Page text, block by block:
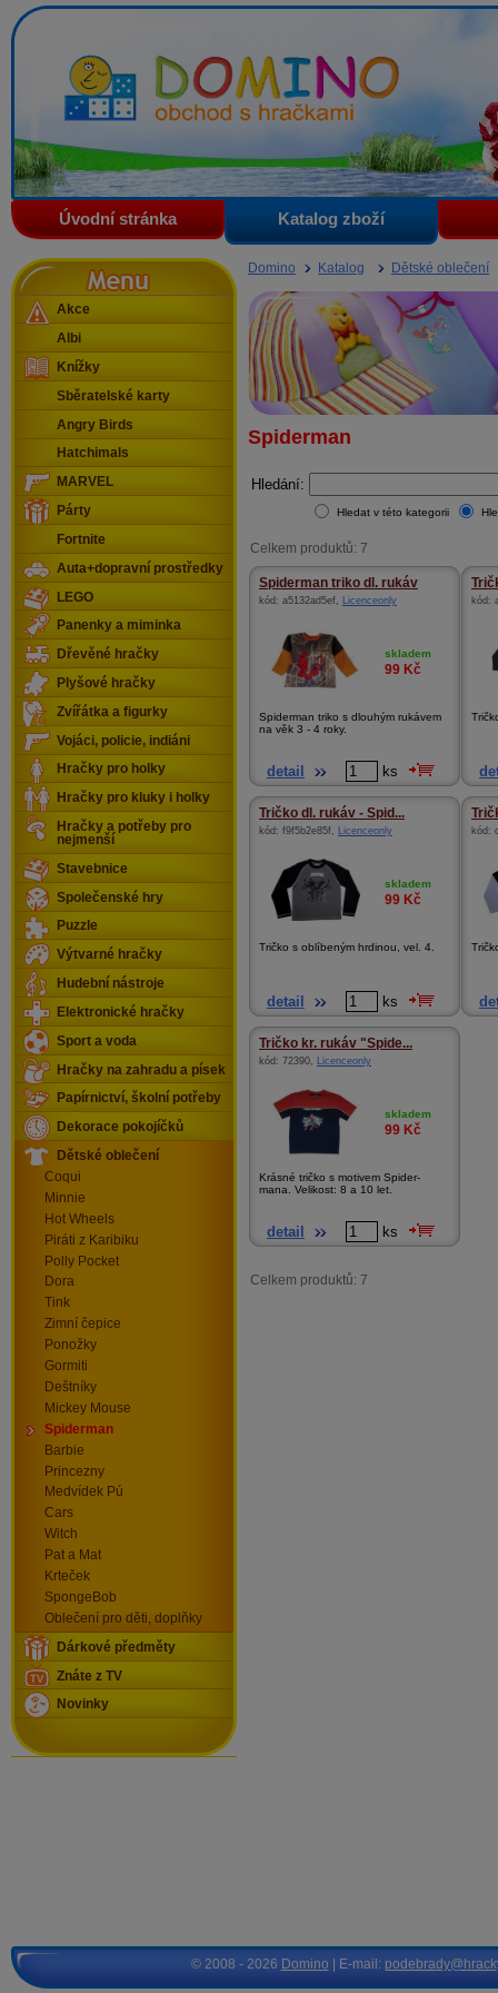
Domino - obchod s hračkami
Úvodní stránka Katalog zboží
Domino Katalog Dětské oblečení
Spiderman
Hledání:
Hledat v této kategorii
Celkem produktů: 7
Spiderman triko dl. rukáv
kód: a5132ad5ef, Licenceonly
skladem
99 Kč
Spiderman triko s dlouhým rukávem
na věk 3 - 4 roky.
detail ks
kód:
Tričko dl. rukáv - Spid...
kód: f9f5b2e85f, Licenceonly
skladem
99 Kč
Tričko s oblíbeným hrdinou, vel. 4.
detail ks
kód:
Tričko kr. rukáv "Spide...
kód: 72390, Licenceonly
skladem
99 Kč
Krásné tričko s motivem Spider-
mana. Velikost: 8 a 10 let.
detail ks
Celkem produktů: 7
Menu
Akce
Albi
Knížky
Sběratelské karty
Angry Birds
Hatchimals
MARVEL
Párty
Fortnite
Auta+dopravní prostředky
LEGO
Panenky a miminka
Dřevěné hračky
Plyšové hračky
Zvířátka a figurky
Vojáci, policie, indiáni
Hračky pro holky
Hračky pro kluky i holky
Hračky a potřeby pro
nejmenší
Stavebnice
Společenské hry
Puzzle
Výtvarné hračky
Hudební nástroje
Elektronické hračky
Sport a voda
Hračky na zahradu a písek
Papírnictví, školní potřeby
Dekorace pokojíčků
Dětské oblečení
Coqui
Minnie
Hot Wheels
Piráti z Karibiku
Polly Pocket
Dora
Tink
Zimní čepice
Ponožky
Gormiti
Deštníky
Mickey Mouse
Spiderman
Barbie
Princezny
Medvídek Pú
Cars
Witch
Pat a Mat
Krteček
SpongeBob
Oblečení pro děti, doplňky
Dárkové předměty
Znáte z TV
Novinky
© 2008 - 2026 Domino | E-mail: